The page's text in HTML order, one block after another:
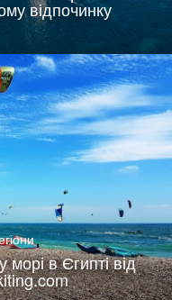
відпочинку
в Єгипті від